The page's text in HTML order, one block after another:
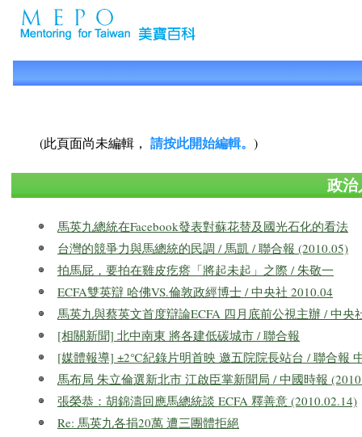
(此頁面尚未編輯， 請按此開始編輯。 )
政
馬英九總統在Facebook發表對蘇花替及國光石化的看法
台灣的競爭力與馬總統的民調 / 馬凱 / 聯合報 (2010.05)
拍馬屁，要拍在雞皮疙瘩「將起未起」之際 / 朱敬一
ECFA雙英辯 哈佛VS.倫敦政經博士 / 中央社 2010.04
馬英九與蔡英文首度辯論ECFA 四月底前公視主辦 / 中央
[相關新聞] 北中南東 將各建低碳城市 / 聯合報
[媒體報導] ±2℃紀錄片明首映 邀五院院長站台 / 聯合報
馬布局 朱立倫選新北市 江啟臣掌新聞局 / 中國時報
張榮恭：胡錦濤回應馬總統談 ECFA 釋善意 (2010.02.14)
Re: 馬英九各捐20萬 遭三團體拒絕